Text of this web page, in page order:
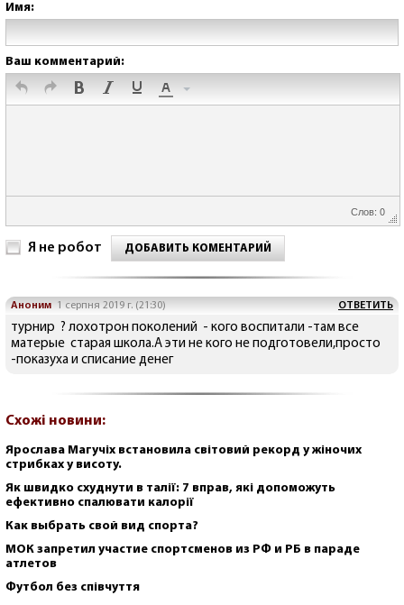
Имя:
Ваш комментарий:
Слов: 0
Я не робот ДОБАВИТЬ КОМЕНТАРИЙ
Аноним 1 серпня 2019 г. (21:30) ОТВЕТИТЬ
турнир ? лохотрон поколений - кого воспитали -там все
матерые старая школа.А эти не кого не подготовели,просто
-показуха и списание денег
Схожі новини:
Ярослава Магучіх встановила світовий рекорд у жіночих
стрибках у висоту.
Як швидко схуднути в талії: 7 вправ, які допоможуть
ефективно спалювати калорії
Как выбрать свой вид спорта?
МОК запретил участие спортсменов из РФ и РБ в параде
атлетов
Футбол без співчуття